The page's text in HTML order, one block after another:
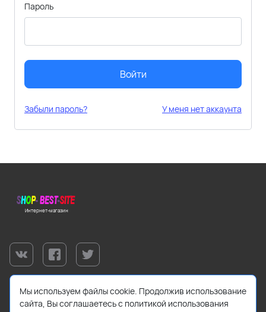
Пароль
Войти
Забыли пароль? У меня нет аккаунта
Интернет-магазин
Мы используем файлы cookie. Продолжив использование
сайта, Вы соглашаетесь с политикой использования